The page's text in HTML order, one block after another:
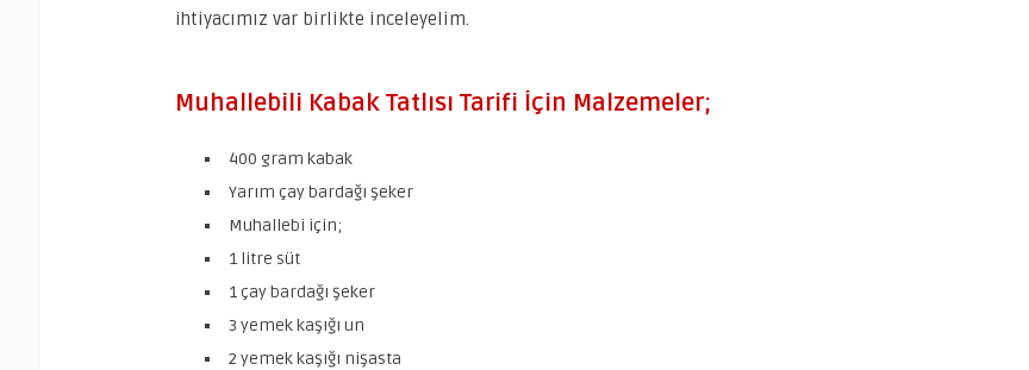
ihtiyacımız var birlikte inceleyelim.
Muhallebili Kabak Tatlısı Tarifi İçin Malzemeler;
400 gram kabak
Yarım çay bardağı şeker
Muhallebi için;
1 litre süt
1 çay bardağı şeker
3 yemek kaşığı un
2 yemek kaşığı nişasta